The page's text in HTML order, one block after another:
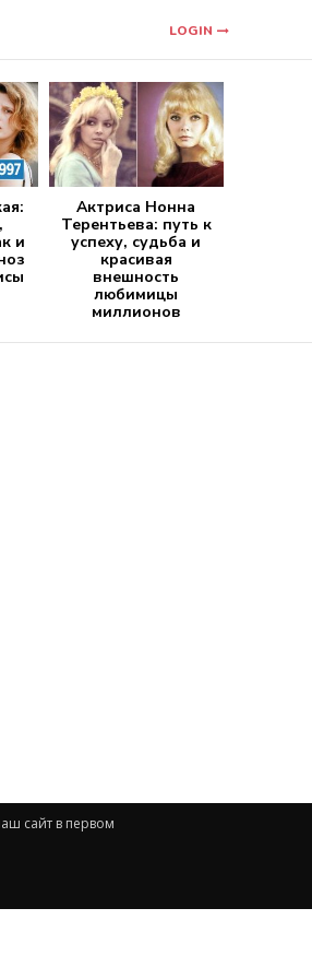
LOGIN
и
Актриса Нонна
Терентьева: путь к
успеху, судьба и
красивая
внешность
любимицы
миллионов
сайт в первом